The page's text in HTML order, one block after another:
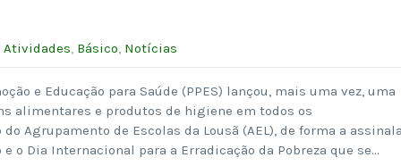
Atividades, Básico, Notícias
e Educação para Saúde (PPES) lançou, mais uma vez, uma
alimentares e produtos de higiene em todos os
Agrupamento de Escolas da Lousã (AEL), de forma a
o Dia Internacional para a Erradicação da Pobreza que se…